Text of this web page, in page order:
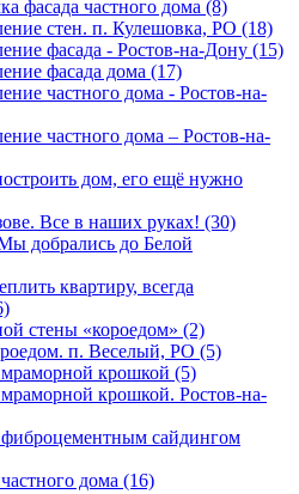
фасада частного дома (8)
стен. п. Кулешовка, РО (18)
фасада - Ростов-на-Дону (15)
фасада дома (17)
частного дома - Ростов-на-
частного дома – Ростов-на-
дом, его ещё нужно
Все в наших руках! (30)
добрались до Белой
квартиру, всегда
стены «короедом» (2)
п. Веселый, РО (5)
мраморной крошкой (5)
крошкой. Ростов-на-
фиброцементным сайдингом
дома (16)